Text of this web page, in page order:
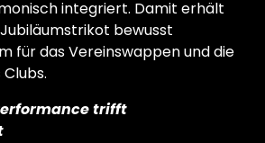
integriert. Damit erhält
bewusst
für das Vereinswappen und die
trifft